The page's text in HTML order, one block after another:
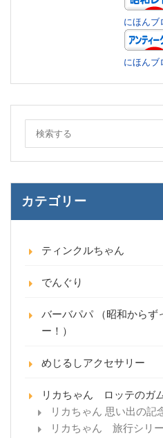
にほんブ
にほんブ
カテゴリー
ティンクルちゃん
でんぐり
バーバパパ （昭和からず
ー！）
めじるしアクセサリー
リカちゃん ロッテのガ
リカちゃん 思い出の記
リカちゃん 旅行シリ